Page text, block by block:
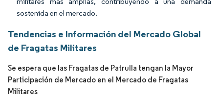
sostenida en el mercado.
Tendencias e Información del Mercado Global
de Fragatas Militares
Se espera que las Fragatas de Patrulla tengan la Mayor
Participación de Mercado en el Mercado de Fragatas
Militares